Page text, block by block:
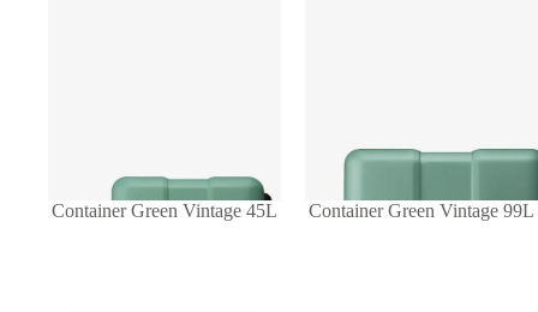
Container Green Vintage 45L Container Green Vintage 99L